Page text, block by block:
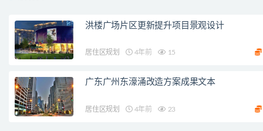
洪楼广场片区更新提升项目景观设计
居住区规划 4年前 15
广东广州东濠涌改造方案成果文本
居住区规划 4年前 23